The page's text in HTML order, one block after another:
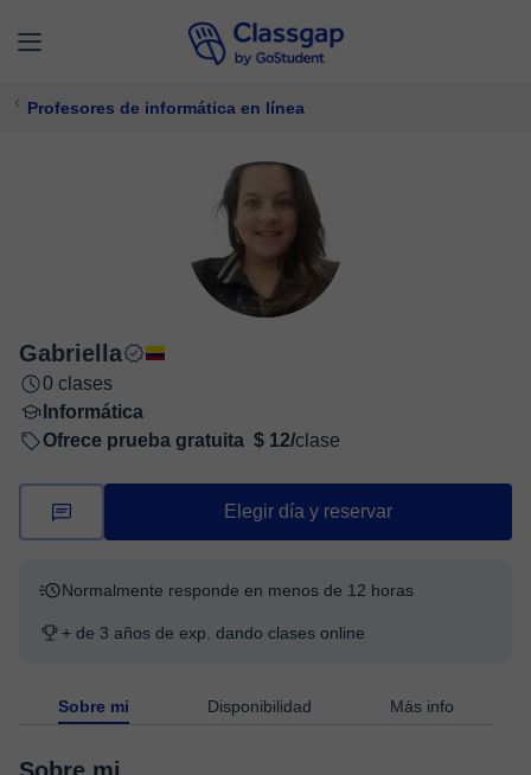
Profesores de informática en línea
Gabriella
0 clases
Informática
Ofrece prueba gratuita $ 12/clase
Elegir día y reservar
Normalmente responde en menos de 12 horas
+ de 3 años de exp. dando clases online
Sobre mi Disponibilidad Más info